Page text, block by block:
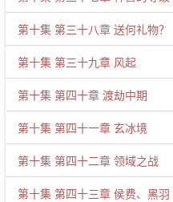
第十集 第三十八章 送何礼物？
第十集 第三十九章 风起
第十集 第四十章 渡劫中期
第十集 第四十一章 玄冰境
第十集 第四十二章 领域之战
第十集 第四十三章 侯费、黑羽